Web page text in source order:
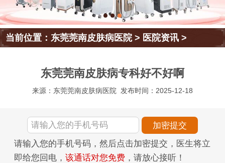
当前位置：东莞莞南皮肤病医院> 医院资讯 >
东莞莞南皮肤病专科好不好啊
来源：东莞莞南皮肤病医院 发布时间：2025-12-18
请输入您的手机号码，然后点击加密提交，医生将立
即给您回电， 该通话对您免费 ，请放心接听！